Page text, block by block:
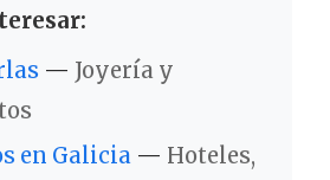
— Joyería y
en Galicia — Hoteles,